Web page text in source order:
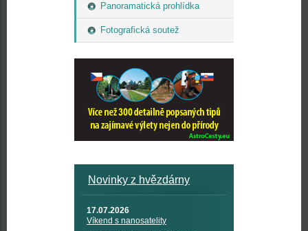
Panoramatická prohlídka
Fotografická soutež
Novinky z hvězdárny
17.07.2026
Víkend s nanosatelity